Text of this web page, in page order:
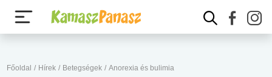
Főoldal / Hírek / Betegségek / Anorexia és bulimia